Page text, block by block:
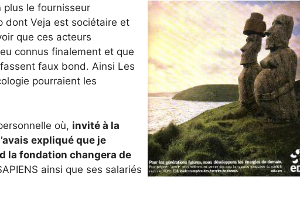
plus le fournisseur
dont Veja est sociétaire et
que ces acteurs
connus finalement et que
faux bond. Ainsi Les
pourraient les
où, invité à la
expliqué que je
la fondation changera de
ainsi que ses salariés